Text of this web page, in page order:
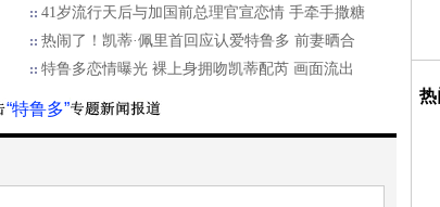
41岁流行天后与加国前总理官宣恋情 手牵手撒糖
热闹了！凯蒂·佩里首回应认爱特鲁多 前妻晒合
特鲁多恋情曝光 裸上身拥吻凯蒂配芮 画面流出
“特鲁多”
热